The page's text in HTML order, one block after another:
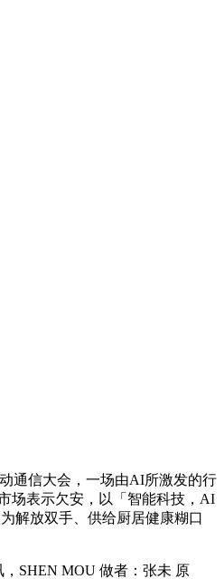
通信大会，一场由AI所激发的行
场表示欠安，以「智能科技，AI
解放双手、供给厨居健康糊口
SHEN MOU 做者：张未 原